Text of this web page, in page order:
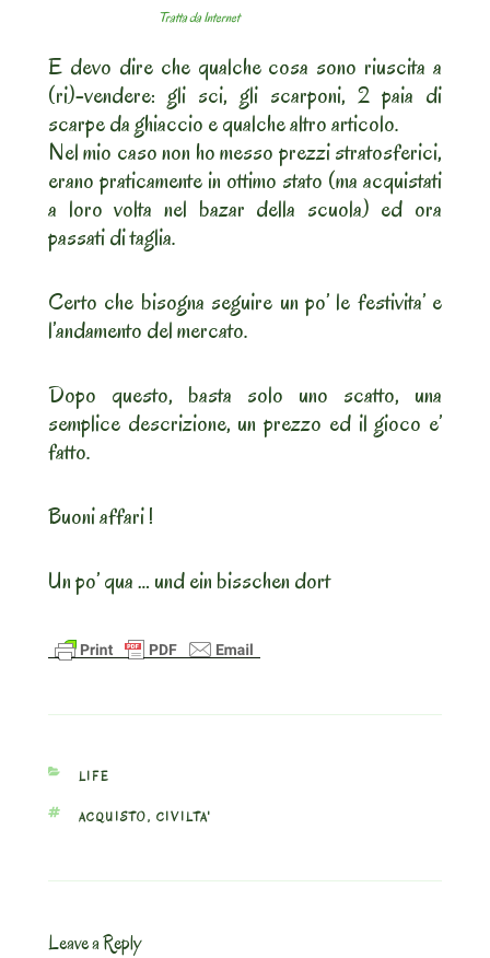
Tratta da Internet
E devo dire che qualche cosa sono riuscita a
(ri)-vendere: gli sci, gli scarponi, 2 paia di
scarpe da ghiaccio e qualche altro articolo.
Nel mio caso non ho messo prezzi stratosferici,
erano praticamente in ottimo stato (ma acquistati
a loro volta nel bazar della scuola) ed ora
passati di taglia.
Certo che bisogna seguire un po’ le festivita’ e
l’andamento del mercato.
Dopo questo, basta solo uno scatto, una
semplice descrizione, un prezzo ed il gioco e’
fatto.
Buoni affari !
Un po’ qua … und ein bisschen dort
CATEGORIES
LIFE
TAGS
ACQUISTO, CIVILTA'
Leave a Reply